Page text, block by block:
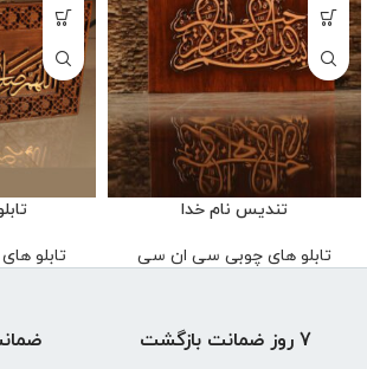
تندیس نام خدا
تابلو های چوبی سی ان سی تابلو
7 روز ضمانت بازگشت